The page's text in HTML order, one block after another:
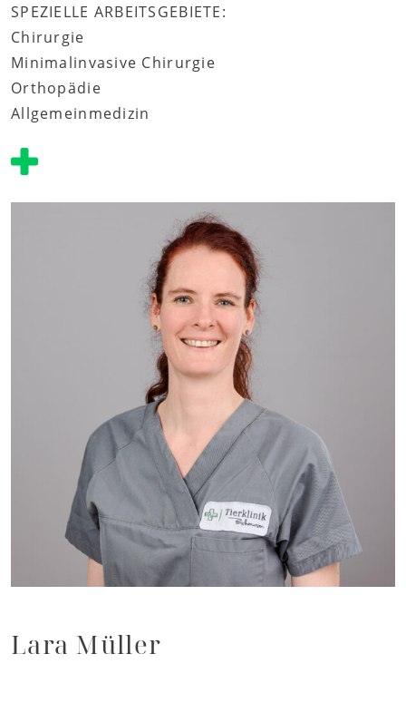
SPEZIELLE ARBEITSGEBIETE:
Chirurgie
Minimalinvasive Chirurgie
Orthopädie
Allgemeinmedizin
Lara Müller